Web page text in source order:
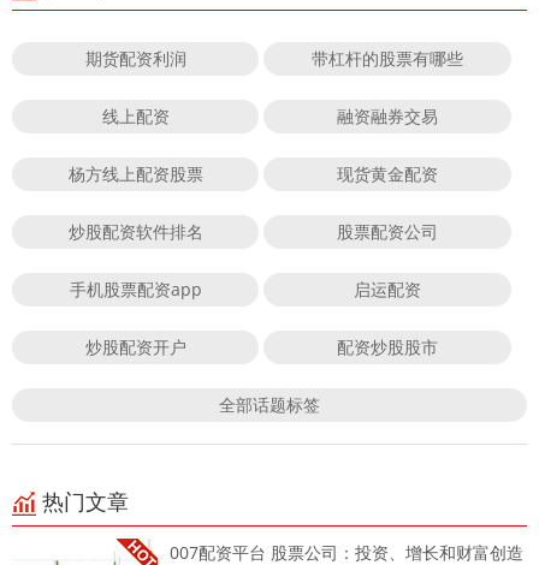
期货配资利润 带杠杆的股票有哪些
线上配资 融资融券交易
杨方线上配资股票 现货黄金配资
炒股配资软件排名 股票配资公司
手机股票配资app 启运配资
炒股配资开户 配资炒股股市
全部话题标签
热门文章
007配资平台 股票公司：投资、增长和财富创造